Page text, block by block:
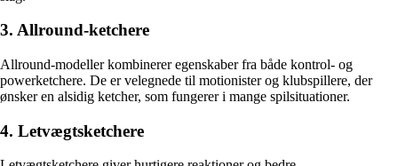
3. Allround-ketchere
Allround-modeller kombinerer egenskaber fra både kontrol- og
powerketchere. De er velegnede til motionister og klubspillere, der
ønsker en alsidig ketcher, som fungerer i mange spilsituationer.
4. Letvægtsketchere